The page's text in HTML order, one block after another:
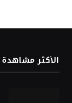
الأكثر مشاهدة